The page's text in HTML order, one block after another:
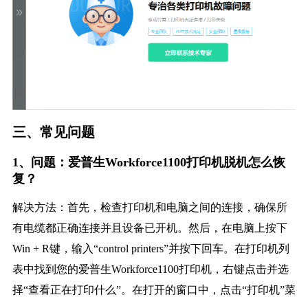
三、常见问题
1、问题：爱普生Workforce1100打印机脱机怎么恢
复？
解决方法：首先，检查打印机和电脑之间的连接，确保所
有电缆都正确连接并且设备已开机。然后，在电脑上按下
Win + R键，输入“control printers”并按下回车。在打印机列
表中找到您的爱普生Workforce1100打印机，右键点击并选
择“查看正在打印什么”。在打开的窗口中，点击“打印机”菜